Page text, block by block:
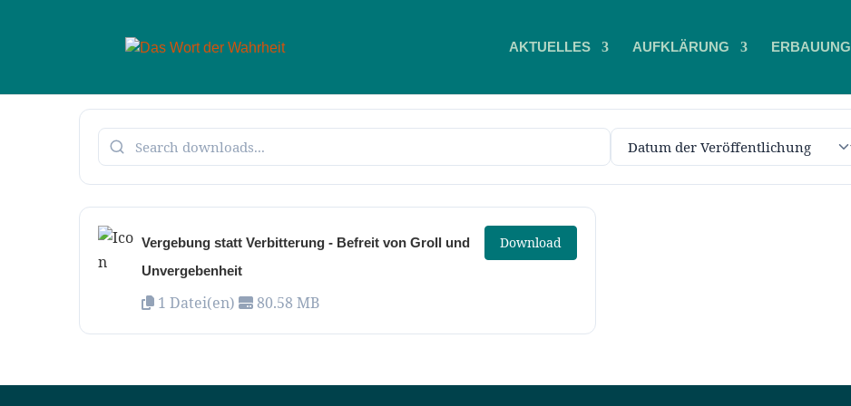
AKTUELLES AUFKLÄRUNG ERBAUUNG
Vergebung statt Verbitterung - Befreit von Groll und
Unvergebenheit
1 Datei(en) 80.58 MB
Download